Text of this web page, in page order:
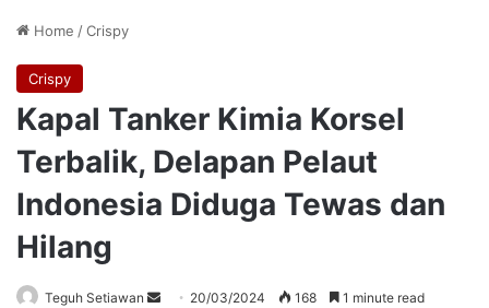
Home /Crispy
Crispy
Kapal Tanker Kimia Korsel
Terbalik, Delapan Pelaut
Indonesia Diduga Tewas dan
Hilang
Teguh Setiawan
Send 20/03/2024 168 1 minute read